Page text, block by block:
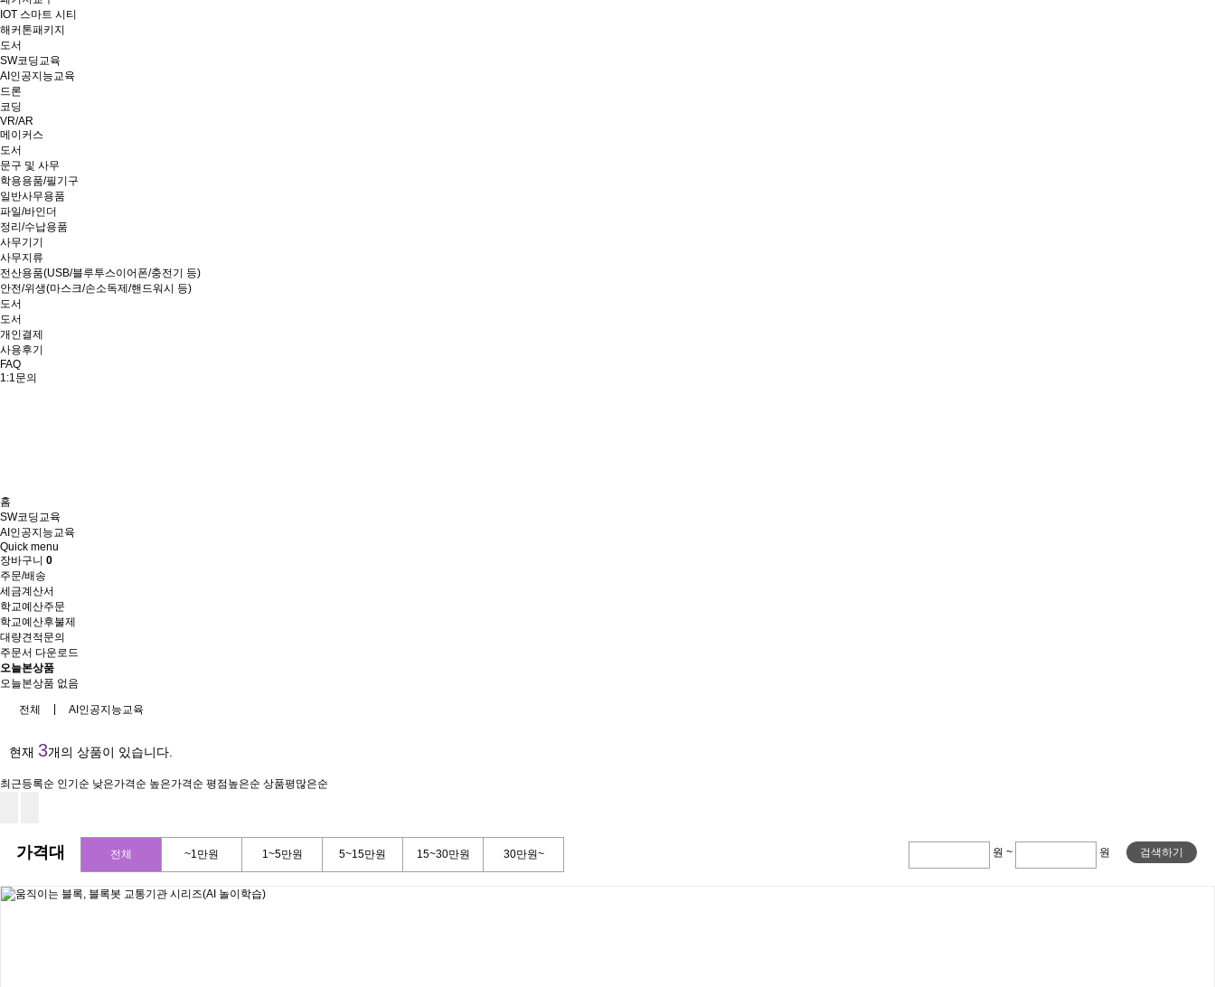
IOT 스마트 시티
해커톤패키지
도서
SW코딩교육
AI인공지능교육
드론
코딩
VR/AR
메이커스
도서
문구 및 사무
학용용품/필기구
일반사무용품
파일/바인더
정리/수납용품
사무기기
사무지류
전산용품(USB/블루투스이어폰/충전기 등)
안전/위생(마스크/손소독제/핸드워시 등)
도서
도서
개인결제
사용후기
FAQ
1:1문의
홈
SW코딩교육
AI인공지능교육
Quick menu
장바구니 0
주문/배송
세금계산서
학교예산주문
학교예산후불제
대량견적문의
주문서 다운로드
오늘본상품
오늘본상품 없음
전체 AI인공지능교육
현재 3개의 상품이 있습니다.
최근등록순 인기순 낮은가격순 높은가격순 평점높은순 상품평많은순
가격대 전체 ~1만원 1~5만원 5~15만원 15~30만원 30만원~ 원 ~ 원 검색하기